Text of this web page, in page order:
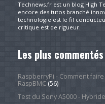
Technews.fr est un blog High
encore des tutos branché
technologie est le fil
critique est de rigueur.
Les plus commentés
RaspberryPi - Comment
RaspBMC(56)
Test du Sony A5000 -